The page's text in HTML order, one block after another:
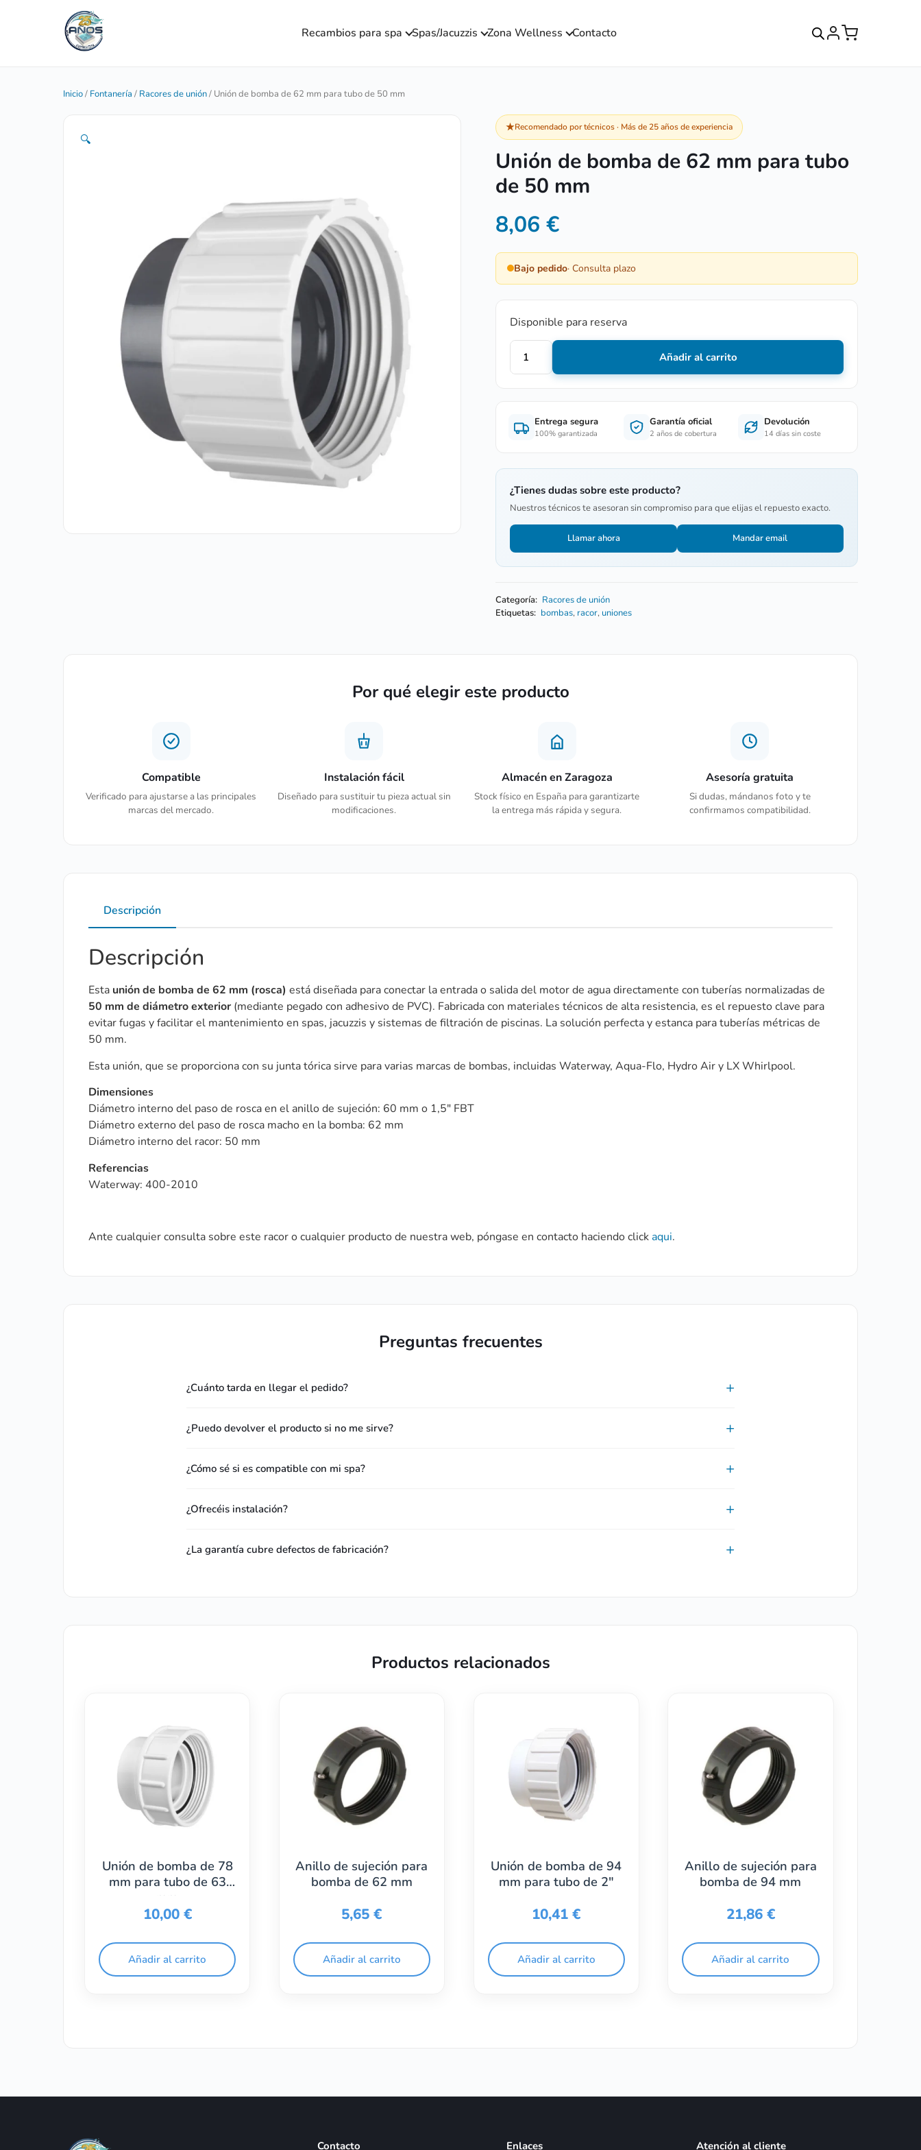
Recambios para spa Spas/Jacuzzis Zona Wellness Contacto
Inicio/ Fontanería / Racores de unión/ Unión de bomba de 62 mm para tubo de 50 mm
🔍
★Recomendado por técnicos · Más de 25 años de experiencia
Unión de bomba de 62 mm para tubo
de 50 mm
8,06€
Bajo pedido· Consulta plazo
Disponible para reserva
Añadir al carrito
Entrega segura
100% garantizada
Garantía oficial
2 años de cobertura
Devolución
14 días sin coste
¿Tienes dudas sobre este producto?
Nuestros técnicos te asesoran sin compromiso para que elijas el repuesto exacto.
Llamar ahora Mandar email
Categoría: Racores de unión
Etiquetas: bombas, racor, uniones
Por qué elegir este producto
Compatible
Verificado para ajustarse a las principales
marcas del mercado.
Instalación fácil
Diseñado para sustituir tu pieza actual sin
modificaciones.
Almacén en Zaragoza
Stock físico en España para garantizarte
la entrega más rápida y segura.
Asesoría gratuita
Si dudas, mándanos foto y te
confirmamos compatibilidad.
Descripción
Descripción
Esta unión de bomba de 62 mm (rosca) está diseñada para conectar la entrada o salida del motor de agua directamente con tuberías normalizadas de
50 mm de diámetro exterior (mediante pegado con adhesivo de PVC). Fabricada con materiales técnicos de alta resistencia, es el repuesto clave para
evitar fugas y facilitar el mantenimiento en spas, jacuzzis y sistemas de filtración de piscinas. La solución perfecta y estanca para tuberías métricas de
50 mm.
Esta unión, que se proporciona con su junta tórica sirve para varias marcas de bombas, incluidas Waterway, Aqua-Flo, Hydro Air y LX Whirlpool.
Dimensiones
Diámetro interno del paso de rosca en el anillo de sujeción: 60 mm o 1,5″ FBT
Diámetro externo del paso de rosca macho en la bomba: 62 mm
Diámetro interno del racor: 50 mm
Referencias
Waterway: 400-2010
Ante cualquier consulta sobre este racor o cualquier producto de nuestra web, póngase en contacto haciendo clickaqui.
Preguntas frecuentes
¿Cuánto tarda en llegar el pedido?
¿Puedo devolver el producto si no me sirve?
¿Cómo sé si es compatible con mi spa?
¿Ofrecéis instalación?
¿La garantía cubre defectos de fabricación?
Productos relacionados
Unión de bomba de 78
mm para tubo de 63
10,00 €
Añadir al carrito
Anillo de sujeción para
bomba de 62 mm
5,65€
Añadir al carrito
Unión de bomba de 94
mm para tubo de 2″
10,41€
Añadir al carrito
Anillo de sujeción para
bomba de 94 mm
21,86 €
Añadir al carrito
Contacto Enlaces Atención al cliente